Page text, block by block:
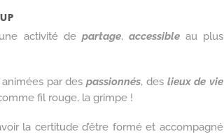
activité de partage, accessible au plus
par des passionnés, des lieux de vie
fil rouge, la grimpe !
la certitude d’être formé et accompagné